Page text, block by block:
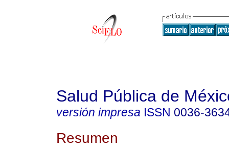
Salud Pública de
versión impresa ISSN 0036-
Resumen